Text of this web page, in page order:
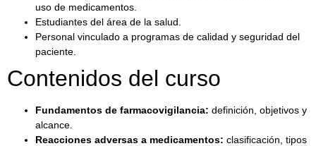
uso de medicamentos.
Estudiantes del área de la salud.
Personal vinculado a programas de calidad y seguridad del
paciente.
Contenidos del curso
Fundamentos de farmacovigilancia: definición, objetivos y
alcance.
Reacciones adversas a medicamentos: clasificación, tipos